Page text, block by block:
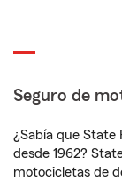
Seguro de
¿Sabía que State
desde 1962?
motocicletas de